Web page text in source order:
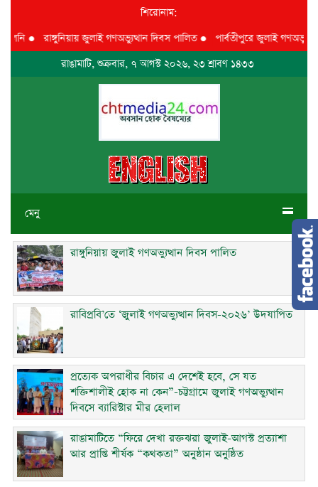
শিরোনাম:
●রাঙ্গুনিয়ায় জুলাই গণঅভ্যুত্থান দিবস পালিত●পার্বতীপুরে জুলাই
রাঙামাটি, শুক্রবার, ৭ আগস্ট ২০২৬, ২৩ শ্রাবণ ১৪৩৩
মেনু
রাঙ্গুনিয়ায় জুলাই গণঅভ্যুত্থান দিবস পালিত
রাবিপ্রবি’তে ‘জুলাই গণঅভ্যুত্থান দিবস-২০২৬’ উদযাপিত
প্রত্যেক অপরাধীর বিচার এ দেশেই হবে, সে যত
শক্তিশালীই হোক না কেন”-চট্টগ্রামে জুলাই গণঅভ্যুত্থান
দিবসে ব্যারিস্টার মীর হেলাল
রাঙামাটিতে “ফিরে দেখা রক্তঝরা জুলাই-আগস্ট প্রত্যাশা
আর প্রাপ্তি শীর্ষক “কথকতা” অনুষ্ঠান অনুষ্ঠিত